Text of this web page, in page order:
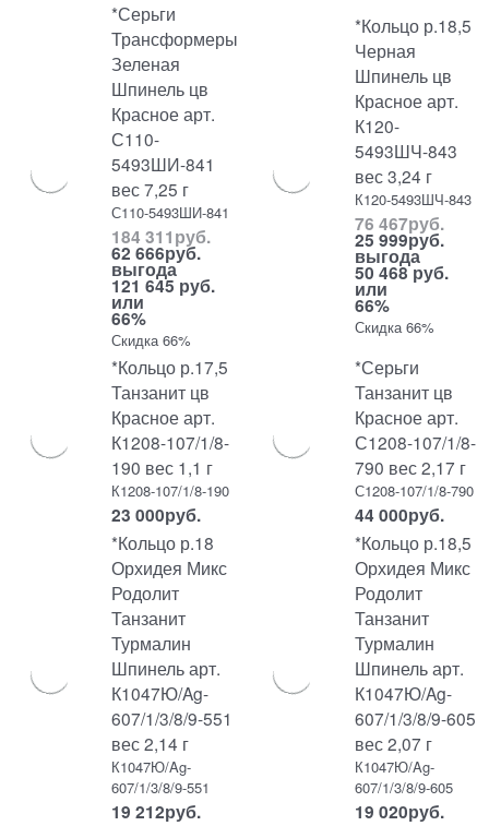
*Серьги
Трансформеры
Зеленая
Шпинель цв
Красное арт.
С110-
5493ШИ-841
вес 7,25 г
С110-5493ШИ-841
184 311руб.
62 666руб.
выгода
121 645 руб.
или
66%
Скидка 66%
*Кольцо р.18,5
Черная
Шпинель цв
Красное арт.
К120-
5493ШЧ-843
вес 3,24 г
К120-5493ШЧ-843
76 467руб.
25 999руб.
выгода
50 468 руб.
или
66%
Скидка 66%
*Кольцо р.17,5
Танзанит цв
Красное арт.
К1208-107/1/8-
190 вес 1,1 г
К1208-107/1/8-190
23 000руб.
*Серьги
Танзанит цв
Красное арт.
С1208-107/1/8-
790 вес 2,17 г
С1208-107/1/8-790
44 000руб.
*Кольцо р.18
Орхидея Микс
Родолит
Танзанит
Турмалин
Шпинель арт.
К1047Ю/Ag-
607/1/3/8/9-551
вес 2,14 г
К1047Ю/Ag-
607/1/3/8/9-551
19 212руб.
*Кольцо р.18,5
Орхидея Микс
Родолит
Танзанит
Турмалин
Шпинель арт.
К1047Ю/Ag-
607/1/3/8/9-605
вес 2,07 г
К1047Ю/Ag-
607/1/3/8/9-605
19 020руб.